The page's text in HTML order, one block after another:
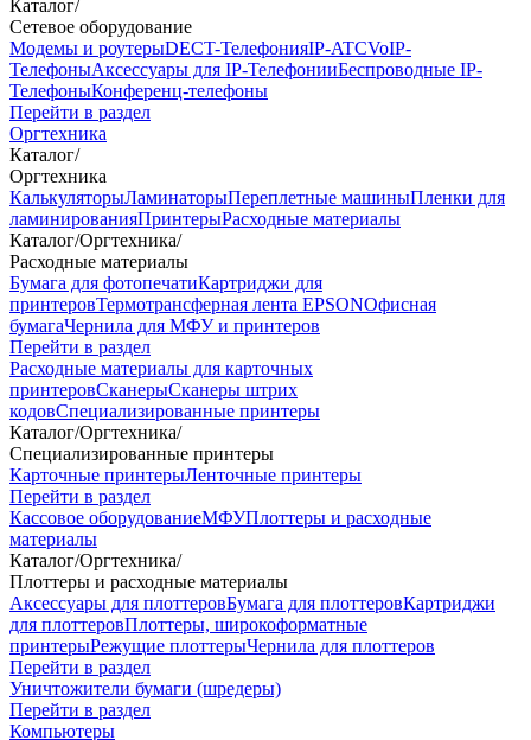
Каталог/
Сетевое оборудование
Модемы и роутерыDECT-ТелефонияIP-ATCVoIP-
ТелефоныАксессуары для IP-ТелефонииБеспроводные IP-
ТелефоныКонференц-телефоны
Перейти в раздел
Оргтехника
Каталог/
Оргтехника
КалькуляторыЛаминаторыПереплетные машиныПленки для
ламинированияПринтерыРасходные материалы
Каталог/Оргтехника/
Расходные материалы
Бумага для фотопечатиКартриджи для
принтеровТермотрансферная лента EPSONОфисная
бумагаЧернила для МФУ и принтеров
Перейти в раздел
Расходные материалы для карточных
принтеровСканерыСканеры штрих
кодовСпециализированные принтеры
Каталог/Оргтехника/
Специализированные принтеры
Карточные принтерыЛенточные принтеры
Перейти в раздел
Кассовое оборудованиеМФУПлоттеры и расходные
материалы
Каталог/Оргтехника/
Плоттеры и расходные материалы
Аксессуары для плоттеровБумага для плоттеровКартриджи
для плоттеровПлоттеры, широкоформатные
принтерыРежущие плоттерыЧернила для плоттеров
Перейти в раздел
Уничтожители бумаги (шредеры)
Перейти в раздел
Компьютеры